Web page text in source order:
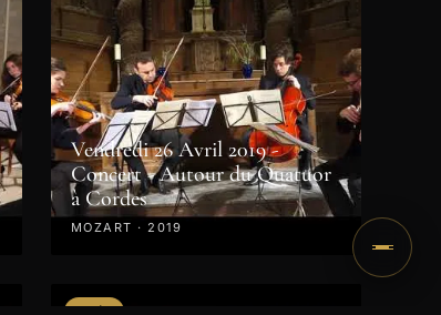
Vendredi 26 Avril 2019 -
Concert - Autour du Quatuor
à Cordes
MOZART · 2019